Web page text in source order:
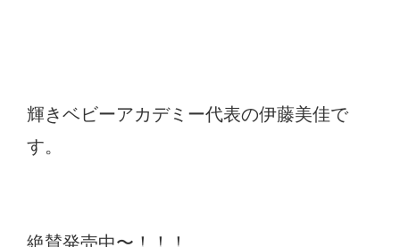
輝きベビーアカデミー代表の伊藤美佳で
す。
絶賛発売中〜！！！